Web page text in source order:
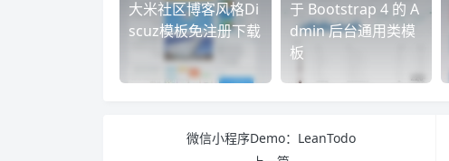
大米社区博客风格Di
scuz模板免注册下载
于 Bootstrap 4 的 A
dmin 后台通用类模
板
微信小程序Demo：LeanTodo